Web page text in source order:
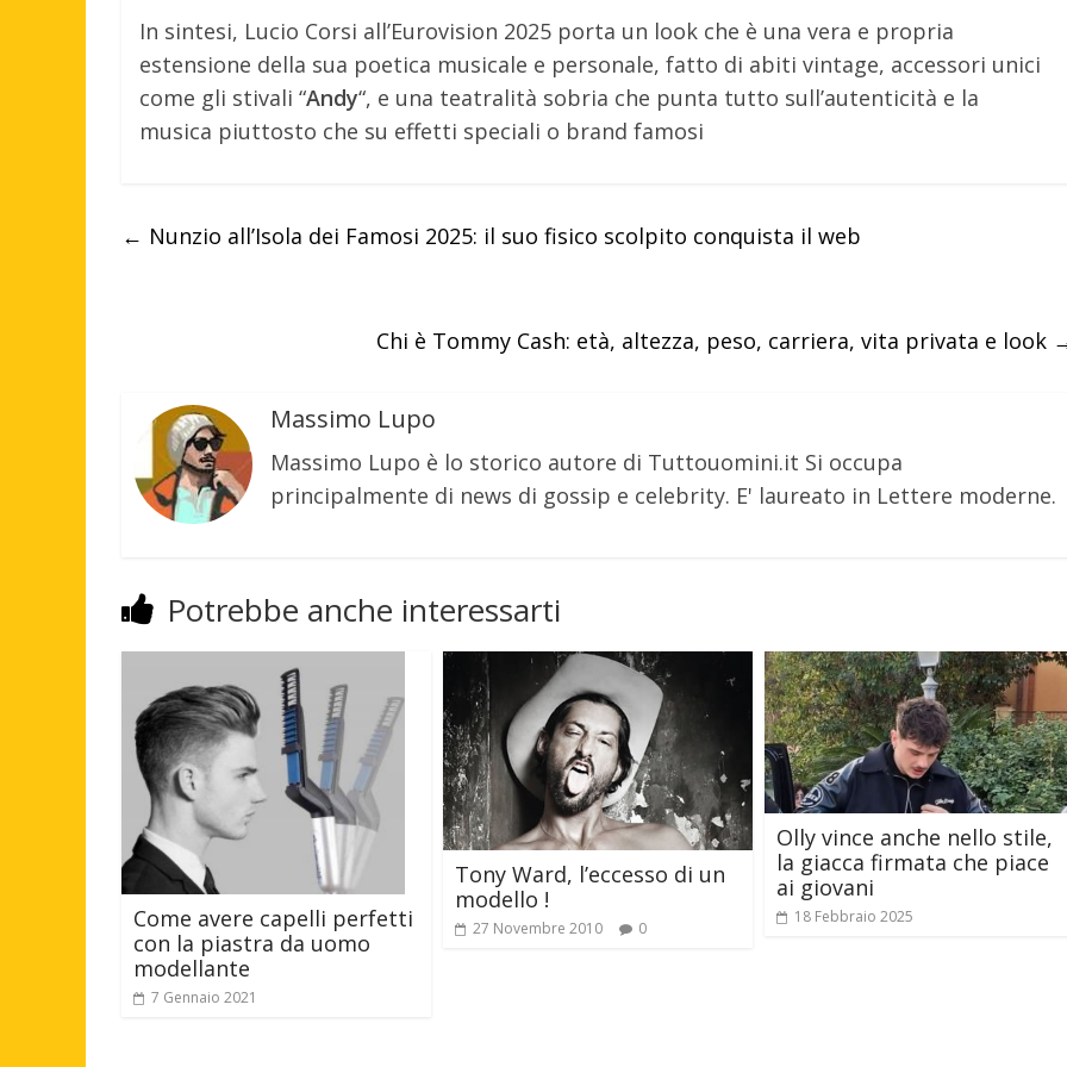
In sintesi, Lucio Corsi all’Eurovision 2025 porta un look che è una vera e propria
estensione della sua poetica musicale e personale, fatto di abiti vintage, accessori unici
come gli stivali “Andy“, e una teatralità sobria che punta tutto sull’autenticità e la
musica piuttosto che su effetti speciali o brand famosi
← Nunzio all’Isola dei Famosi 2025: il suo fisico scolpito conquista il web
Chi è Tommy Cash: età, altezza, peso, carriera, vita privata e look
Massimo Lupo
Massimo Lupo è lo storico autore di Tuttouomini.it Si occupa
principalmente di news di gossip e celebrity. E' laureato in Lettere moderne.
Potrebbe anche interessarti
Come avere capelli perfetti
con la piastra da uomo
modellante
7 Gennaio 2021
Tony Ward, l’eccesso di un
modello !
27 Novembre 2010 0
Olly vince anche nello stile,
la giacca firmata che piace
ai giovani
18 Febbraio 2025